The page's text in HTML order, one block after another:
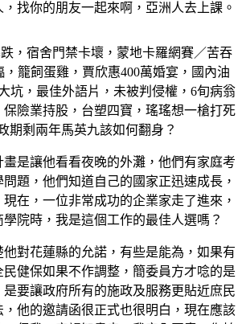
找你的朋友一起來啊，亞洲人去上課。
，宿舍門禁卡壞，蒙地卡羅網賽／苦吞
，籠飼蛋雞，賈欣惠400萬婚宴，國內油
坑，最佳外語片，未被判侵權，6旬病翁
險業持股，台塑四寶，瑤瑤想一槍打死
期剩兩年馬英九該如何翻身？
畫是讓他看看夜晚的外灘，他們有家庭考
題，他們知道自己的國家正迅速成長，
在，一位非常成功的企業家走了進來，
學院時，我是這個工作的最佳人選嗎？
對花蓮縣的允諾，有些是能為，如果有
健保如果不作調整，簡委員方才唸的是
要讓政府所有的施政及服務更貼近庶民
他的邀請函很正式也很明白，現在應該